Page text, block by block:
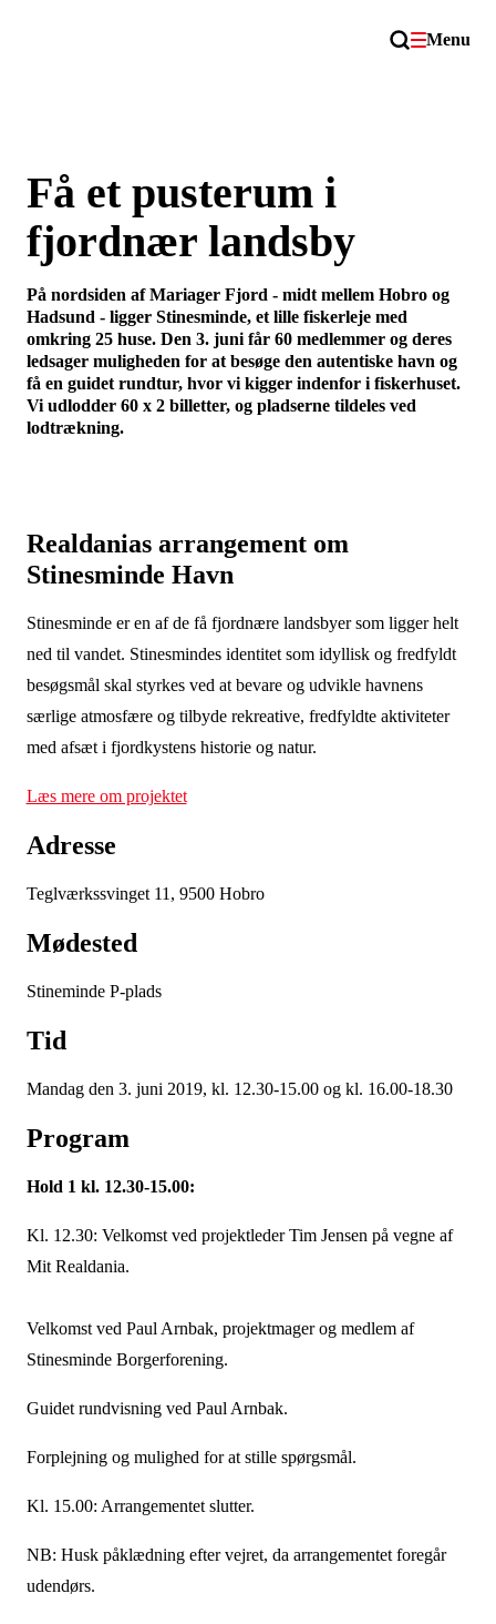
Menu
Få et pusterum i
fjordnær landsby
På nordsiden af Mariager Fjord - midt mellem Hobro og
Hadsund - ligger Stinesminde, et lille fiskerleje med
omkring 25 huse. Den 3. juni får 60 medlemmer og deres
ledsager muligheden for at besøge den autentiske havn og
få en guidet rundtur, hvor vi kigger indenfor i fiskerhuset.
Vi udlodder 60 x 2 billetter, og pladserne tildeles ved
lodtrækning.
Realdanias arrangement om
Stinesminde Havn
Stinesminde er en af de få fjordnære landsbyer som ligger helt
ned til vandet. Stinesmindes identitet som idyllisk og fredfyldt
besøgsmål skal styrkes ved at bevare og udvikle havnens
særlige atmosfære og tilbyde rekreative, fredfyldte aktiviteter
med afsæt i fjordkystens historie og natur.
Læs mere om projektet
Adresse
Teglværkssvinget 11, 9500 Hobro
Mødested
Stineminde P-plads
Tid
Mandag den 3. juni 2019, kl. 12.30-15.00 og kl. 16.00-18.30
Program
Hold 1 kl. 12.30-15.00:
Kl. 12.30: Velkomst ved projektleder Tim Jensen på vegne af
Mit Realdania.
Velkomst ved Paul Arnbak, projektmager og medlem af
Stinesminde Borgerforening.
Guidet rundvisning ved Paul Arnbak.
Forplejning og mulighed for at stille spørgsmål.
Kl. 15.00: Arrangementet slutter.
NB: Husk påklædning efter vejret, da arrangementet foregår
udendørs.